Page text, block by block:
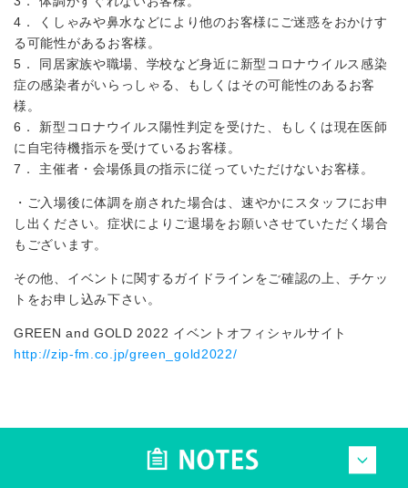
4． くしゃみや鼻水などにより他のお客様にご迷惑をおかけす
る可能性があるお客様。
5． 同居家族や職場、学校など身近に新型コロナウイルス感染
症の感染者がいらっしゃる、もしくはその可能性のあるお客
様。
6． 新型コロナウイルス陽性判定を受けた、もしくは現在医師
に自宅待機指示を受けているお客様。
7． 主催者・会場係員の指示に従っていただけないお客様。
・ご入場後に体調を崩された場合は、速やかにスタッフにお申
し出ください。症状によりご退場をお願いさせていただく場合
もございます。
その他、イベントに関するガイドラインをご確認の上、チケッ
トをお申し込み下さい。
GREEN and GOLD 2022 イベントオフィシャルサイト
http://zip-fm.co.jp/green_gold2022/